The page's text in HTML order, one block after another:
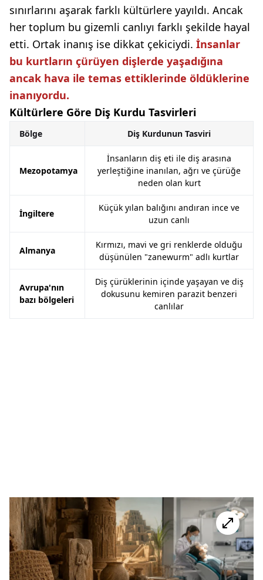
sınırlarını aşarak farklı kültürlere yayıldı. Ancak
her toplum bu gizemli canlıyı farklı şekilde hayal
etti. Ortak inanış ise dikkat çekiciydi. İnsanlar
bu kurtların çürüyen dişlerde yaşadığına
ancak hava ile temas ettiklerinde öldüklerine
inanıyordu.
Kültürlere Göre Diş Kurdu Tasvirleri
Bölge Diş Kurdunun Tasviri
Mezopotamya
İnsanların diş eti ile diş arasına
yerleştiğine inanılan, ağrı ve çürüğe
neden olan kurt
İngiltere
Küçük yılan balığını andıran ince ve
uzun canlı
Almanya
Kırmızı, mavi ve gri renklerde olduğu
düşünülen "zanewurm" adlı kurtlar
Avrupa'nın
bazı bölgeleri
Diş çürüklerinin içinde yaşayan ve diş
dokusunu kemiren parazit benzeri
canlılar